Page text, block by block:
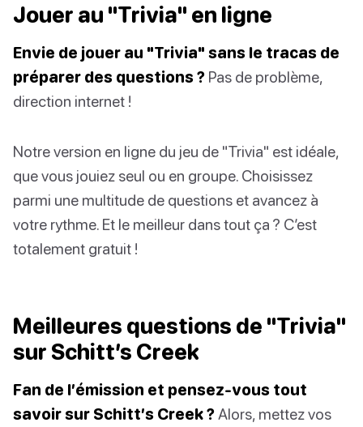
Jouer au "Trivia" en ligne
Envie de jouer au "Trivia" sans le tracas de
préparer des questions ? Pas de problème,
direction internet !
Notre version en ligne du jeu de "Trivia" est idéale,
que vous jouiez seul ou en groupe. Choisissez
parmi une multitude de questions et avancez à
votre rythme. Et le meilleur dans tout ça ? C’est
totalement gratuit !
Meilleures questions de "Trivia"
sur Schitt’s Creek
Fan de l’émission et pensez-vous tout
savoir sur Schitt’s Creek ?Alors, mettez vos